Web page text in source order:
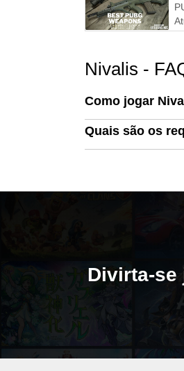
S
Nivalis -
Como jogar
Quais são os
Divirta-se